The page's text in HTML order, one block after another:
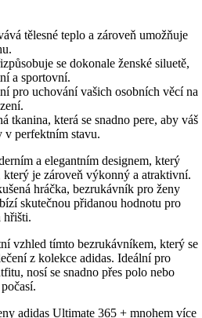
tělesné teplo a zároveň umožňuje
se dokonale ženské siluetě,
a sportovní.
pro uchování vašich osobních věcí na
tkanina, která se snadno pere, aby váš
v perfektním stavu.
a elegantním designem, který
je zároveň výkonný a atraktivní.
hráčka, bezrukávník pro ženy
skutečnou přidanou hodnotu pro
hřišti.
vzhled tímto bezrukávníkem, který se
z kolekce adidas. Ideální pro
nosí se snadno přes polo nebo
adidas Ultimate 365 + mnohem více